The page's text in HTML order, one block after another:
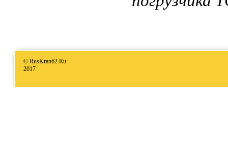
© RusKran62.Ru
2017